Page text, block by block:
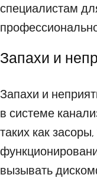
специалистам
Запахи и
Запахи и
в системе
таких как
вызывать